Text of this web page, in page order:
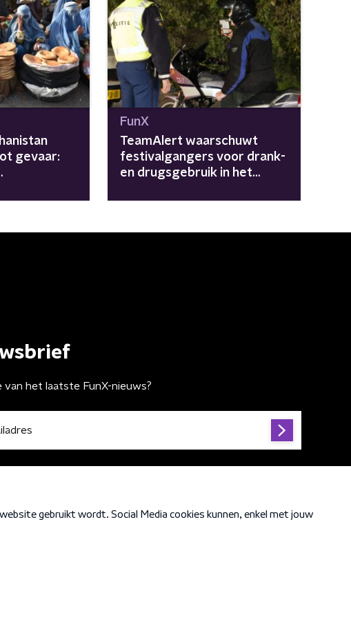
gevaar:
FunX
TeamAlert waarschuwt
festivalgangers voor drank-
en drugsgebruik in het
2025"
het laatste FunX-nieuws?